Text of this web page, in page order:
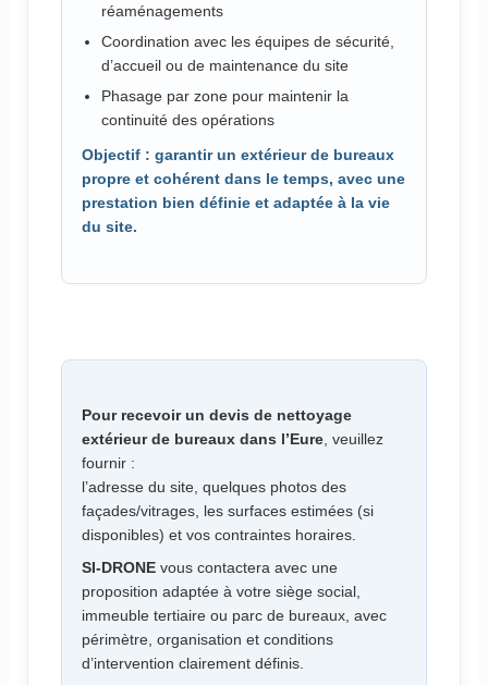
réaménagements
Coordination avec les équipes de sécurité,
d’accueil ou de maintenance du site
Phasage par zone pour maintenir la
continuité des opérations
Objectif : garantir un extérieur de bureaux
propre et cohérent dans le temps, avec une
prestation bien définie et adaptée à la vie
du site.
Pour recevoir un devis de nettoyage
extérieur de bureaux dans l’Eure, veuillez
fournir :
l’adresse du site, quelques photos des
façades/vitrages, les surfaces estimées (si
disponibles) et vos contraintes horaires.
SI-DRONEvous contactera avec une
proposition adaptée à votre siège social,
immeuble tertiaire ou parc de bureaux, avec
périmètre, organisation et conditions
d’intervention clairement définis.